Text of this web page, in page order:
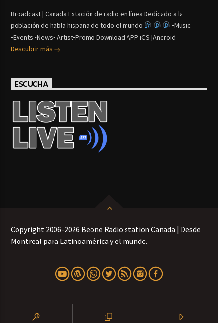
Broadcast | Canada Estación de radio en línea Dedicado a la
población de habla hispana de todo el mundo
▪Music
▪Events ▪News▪ Artist▪Promo Download APP iOS |Android
Descubrir más
ESCUCHA
Copyright 2006-2026 Beone Radio station Canada | Desde
Montreal para Latinoamérica y el mundo.